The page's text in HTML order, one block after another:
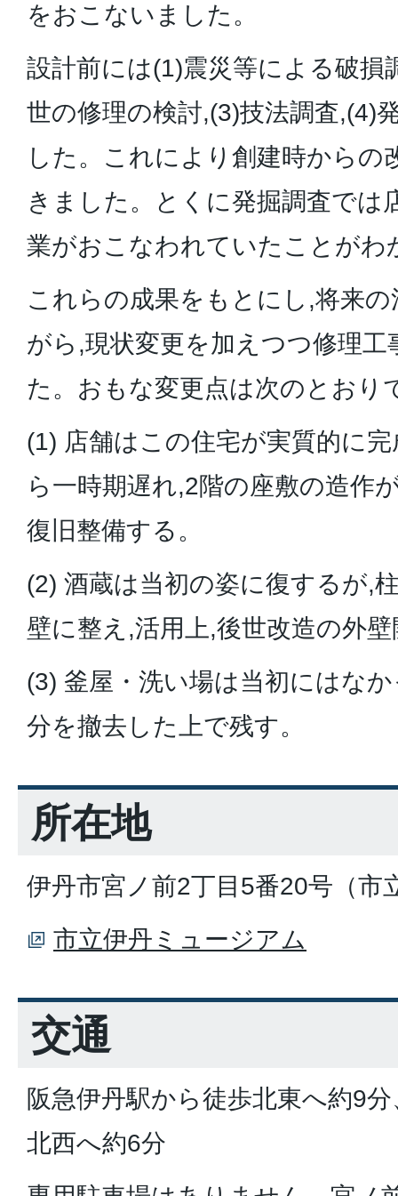
をおこないました。
設計前には(1)震災等による破損
世の修理の検討,(3)技法調査,(4)
した。これにより創建時からの
きました。とくに発掘調査では
業がおこなわれていたことがわ
これらの成果をもとにし,将来
がら,現状変更を加えつつ修理
た。おもな変更点は次のとおり
(1) 店舗はこの住宅が実質的に
ら一時期遅れ,2階の座敷の造作
復旧整備する。
(2) 酒蔵は当初の姿に復するが,
壁に整え,活用上,後世改造の外
(3) 釜屋・洗い場は当初にはな
分を撤去した上で残す。
所在地
伊丹市宮ノ前2丁目5番20号（市
市立伊丹ミュージアム
交通
阪急伊丹駅から徒歩北東へ約9
北西へ約6分